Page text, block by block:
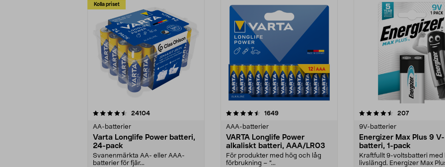
Kolla priset
24104recensioner
AA-batterier
Varta Longlife Power batteri,
24-pack
Svanenmärkta AA- eller AAA-
batterier för fjär...
4.5av 5 stjärnor 1649recensioner
AAA-batterier
VARTA Longlife Power
alkaliskt batteri, AAA/LR03
För produkter med hög och låg
förbrukning – ”...
4.5av 5 stjärnor 207recensioner
9V-batterier
Energizer Max Plus 9 V-
batteri, 1-pack
Kraftfullt 9-voltsbatteri med
livslängd. Energizer Max